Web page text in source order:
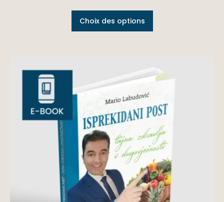
Choix des options